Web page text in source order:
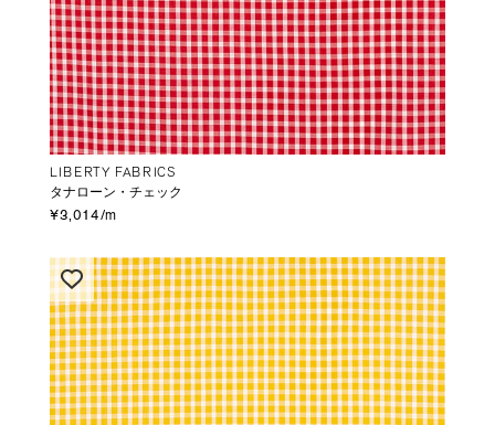
LIBERTY FABRICS
タナローン・チェック
¥3,014/m